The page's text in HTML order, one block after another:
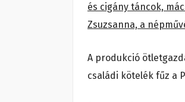
és cigány táncok,
Zsuzsanna, a
A produkció
családi kötelék fűz a